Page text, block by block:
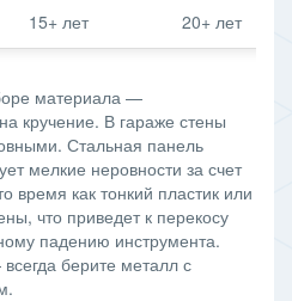
15+ лет 20+ лет
материала —
кручение. В гараже стены
Стальная панель
мелкие неровности за счет
время как тонкий пластик или
что приведет к перекосу
падению инструмента.
берите металл с